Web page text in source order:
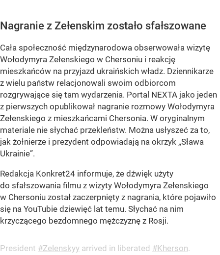
Nagranie z Zełenskim zostało sfałszowane
Cała społeczność międzynarodowa obserwowała wizytę
Wołodymyra Zełenskiego w Chersoniu i reakcję
mieszkańców na przyjazd ukraińskich władz. Dziennikarze
z wielu państw relacjonowali swoim odbiorcom
rozgrywające się tam wydarzenia. Portal NEXTA jako jeden
z pierwszych opublikował nagranie rozmowy Wołodymyra
Zełenskiego z mieszkańcami Chersonia. W oryginalnym
materiale nie słychać przekleństw. Można usłyszeć za to,
jak żołnierze i prezydent odpowiadają na okrzyk „Sława
Ukrainie”.
Redakcja Konkret24 informuje, że dźwięk użyty
do sfałszowania filmu z wizyty Wołodymyra Zełenskiego
w Chersoniu został zaczerpnięty z nagrania, które pojawiło
się na YouTubie dziewięć lat temu. Słychać na nim
krzyczącego bezdomnego mężczyznę z Rosji.
President #Zelenskyy arrived in liberated #Kherson.